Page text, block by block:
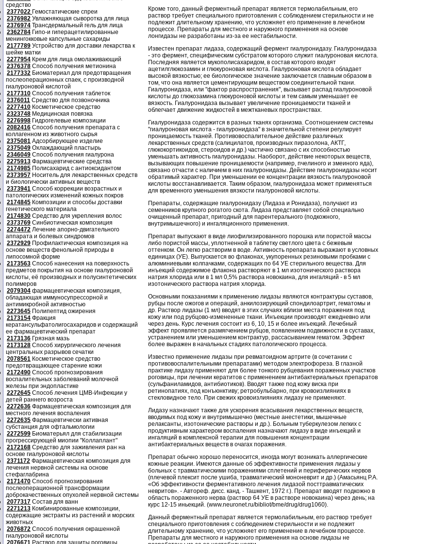
средство
2377022 Гемостатические спреи
2376982 Увлажняющая сыворотка для лица
2376974 Трансдермальный гель для лица
2362784 Гипо-и гиперацетилированные
менингокковые капсульные сахариды
2177789 Устройство для доставки лекарства к
шейке матки
2277954 Крем для лица омолаживающий
2376378 Способ получения метионина
2177332 Биоматериал для предотвращения
послеоперационных спаек, с производной
гиалуроновой кислотой
2177310 Способ получения таблеток
2376011 Средство для позвоночника
2277410 Косметическое средство
2323748 Медицинская повязка
2276998 Гидрогелевые композиции
2082416 Способ получения препарата с
коллагенном из животного сырья
2375081 Адсорбирующее изделие
2375049 Охлаждающий пластырь
2346049 Способ получения гиалурона
2275913 Фармацевтические средства
2174985 Полисахарид с антиоксидантом
2373957 Носитель для лекарственных средств
и биологически активных веществ
2373941 Способ коррекции возрастных и
патологических изменений кожных покров
2174845 Композиции и способы доставки
генетического материала
2174830 Средство для укрепления волос
2373769 Синбиотическая композиция
2274472 Лечение апорно-двигательного
аппарата и болевых синдромов
2372929 Профилактическая композиция на
основе веществ фенольной природы в
липосомной форме
2173563 Способ нанесения на поверхность
предметов покрытия на основе гиалуроновой
кислоты, её производных и полусинтетических
полимеров
2079304 фармацевтическая композиция,
обладающая иммуносупрессорной и
антимикробной активностью
2273645 Полипептид ожирения
2173154 Фракция
кератансульфатолигосахаридов и содержащий
ее фармацевтический препарат
2173136 Грязная мазь
2173128 Способ хирургического лечения
центральных разрывов сечатки
2078561 Косметическое средство
предотвращающее старение кожи
2172490 Способ прогнозирования
воспалительных заболеваний молочной
железы при эндопластике
2272645 Способ лечения ЦМВ-Инфекции у
детей раннего возроста
2272636 Фармацевтическая композиция для
местного лечения воспаления
2272635 Фармацевтически активная
субстанция для офтальмологии
2272599 Биоматерьял для стабилизации
прогрессирующей миопии "Коллаплант"
2172168 Средство для заживления ран на
основе гиалуроновой кислоты
2371172 Фармацевтическая композиция для
лечения нервной системы на основе
стефаглабрина
2171470 Способ прогнозирования
послеоперационной трансформации
доброкачественных опухолей нервной системы
2077317 Состав для ванн
2271213 Комбинированные композиции,
содержащие экстракты из растений и морских
животных
2076872 Способ получения окрашенной
гиалуроновой кислоты
2076671 Раствор для защиты роговицы
Кроме того, данный ферментный препарат является термолабильным, его
раствор требует специального приготовления с соблюдением стерильности и не
подлежит длительному хранению, что усложняет его применение в лечебном
процессе. Препараты для местного и наружного применения на основе
лонгидазы не разработаны из-за ее нестабильности.
Известен препарат лидаза, содержащий фермент гиалуронидазу. Гиалуронидаза
- это фермент, специфическим субстратом которого служит гиалуроновая кислота.
Последняя является мукополисахаридом, в состав которого входят
ацетилглюкозамин и глюкуроновая кислота. Гиалуроновая кислота обладает
высокой вязкостью; ее биологическое значение заключается главным образом в
том, что она является цементирующим веществом соединительной ткани.
Гиалуронидаза, или "фактор распространения", вызывает распад гиалуроновой
кислоты до глюкозамина глюкуроновой кислоты и тем самым уменьшает ее
вязкость. Гиалуронидаза вызывает увеличение проницаемости тканей и
облегчает движение жидкостей в межтканевых пространствах.
Гиалуронидаза содержится в разных тканях организма. Соотношением системы
"гиалуроновая кислота - гиалуронидаза" в значительной степени регулирует
проницаемость тканей. Противовоспалительное действие различных
лекарственных средств (салицилатов, производных пиразолона, АКТГ,
глюкокортикоидов, стероидов и др.) частично связано с их способностью
уменьшать активность гиалуронидазы. Наоборот, действие некоторых веществ,
вызывающих повышение проницаемости (например, пчелиного и змеиного яда),
связано отчасти с наличием в них гиалуронидазы. Действие гиалуронидазы носит
обратимый характер. При уменьшении ее концентрации вязкость гиалуроновой
кислоты восстанавливается. Таким образом, гиалуронидаза может применяться
для временного уменьшения вязкости гиалуроновой кислоты.
Препараты, содержащие гиалуронидазу (Лидаза и Ронидаза), получают из
семенников крупного рогатого скота. Лидаза представляет собой специально
очищенный препарат, пригодный для парентерального (подкожного,
внутримышечного) и ингаляционного применения.
Препарат выпускают в виде лиофилизированного порошка или пористой массы
либо пористой массы, уплотненной в таблетку светлого цвета с бежевым
оттенком. Он легко растворим в воде. Активность препарата выражают в условных
единицах (УЕ). Выпускается во флаконах, укупоренных резиновыми пробками с
алюминиевыми колпачками, содержащих по 64 УЕ стерильного вещества. Для
инъекций содержимое флакона растворяют в 1 мл изотонического раствора
натрия хлорида или в 1 мл 0,5% раствора новокаина, для ингаляций - в 5 мл
изотонического раствора натрия хлорида.
Основными показаниями к применению лидазы являются контрактуры суставов,
рубцы после ожогов и операций, анкилозирующий спондилоартрит, гематомы и
др. Раствор лидазы (1 мл) вводят в этих случаях вблизи места поражения под
кожу или под рубцово-измененные ткани. Инъекции производят ежедневно или
через день. Курс лечения состоит из 6, 10, 15 и более инъекций. Лечебный
эффект проявляется размягчением рубцов, появлением подвижности в суставах,
устранением или уменьшением контрактур, рассасыванием гематом. Эффект
более выражен в начальных стадиях патологического процесса.
Известно применение лидазы при ревматоидном артрите (в сочетании с
противовоспалительными препаратами) методом электрофореза. В глазной
практике лидазу применяют для более тонкого рубцевания пораженных участков
роговицы, при лечении кератитов с применением антибактериальных препаратов
(сульфаниламидов, антибиотиков). Вводят также под кожу виска при
ретинопатиях, под конъюнктиву; ретробульбарно, при кровоизлияниях в
стекловидное тело. При свежих кровоизлияниях лидазу не применяют.
Лидазу назначают также для ускорения всасывания лекарственных веществ,
вводимых под кожу и внутримышечно (местные анестетики, мышечные
релаксанты, изотонические растворы и др.). Больным туберкулезом легких с
продуктивным характером воспаления назначают лидазу в виде инъекций и
ингаляций в комплексной терапии для повышения концентрации
антибактериальных веществ в очагах поражения.
Препарат обычно хорошо переносится, иногда могут возникать аллергические
кожные реакции. Имеются данные об эффективности применения лидазы у
больных с травматическими поражениями сплетений и периферических нервов
(плечевой плексит после ушиба, травматический мононеврит и др.) (Амасьянц Р.А.
«Об эффективности ферментативного лечения лидазой посттравматических
невритов». - Автореф. дисс. канд. - Ташкент, 1972 г.). Препарат вводят подкожно в
область пораженного нерва (раствор 64 УЕ в растворе новокаина) через день; на
курс 12-15 иньекций. (www.neuronet.ru/bibliot/bme/drug/drug1060).
Данный ферментный препарат является термолабильным, его раствор требует
специального приготовления с соблюдением стерильности и не подлежит
длительному хранению, что усложняет его применение в лечебном процессе.
Препараты для местного и наружного применения на основе лидазы не